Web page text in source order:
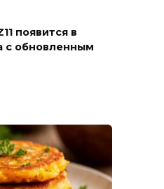
появится в
с обновленным